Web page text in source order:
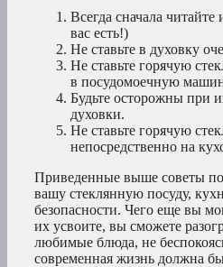
Всегда сначала
вас есть!)
Не ставьте в духовку
Не ставьте горячую
в посудомоечную
Будьте осторожны при
духовки.
Не ставьте горячую
непосредственно на
Приведенные выше советы
вашу стеклянную посуду,
безопасности. Чего еще вы
их усвоите, вы сможете
любимые блюда, не
современная жизнь должна